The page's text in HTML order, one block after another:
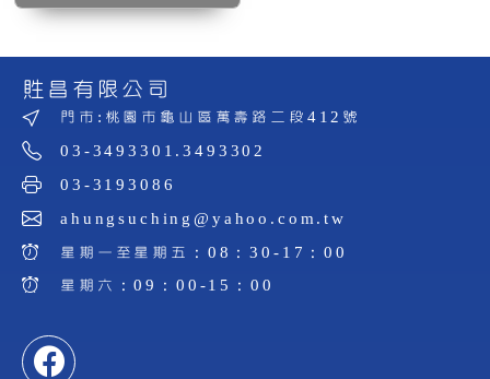
貹昌有限公司
門市:桃園市龜山區萬壽路二段412號
03-3493301.3493302
03-3193086
ahungsuching@yahoo.com.tw
星期一至星期五：08：30-17：00
星期六：09：00-15：00